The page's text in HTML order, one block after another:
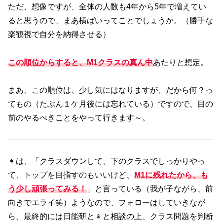
ただ、想像ですが、全体の人数も4年から5年で増えてい
ると思うので、まあ横ばいってことでしょうか。（勝手な
楽観視で自分を納得させる）
この順位からすると、M1クラスの真ん中あたりと想定。
まあ、この順位は、少し気にはなりますが、だから何？っ
てもの（たぶん１ケ月後には忘れている）ですので、目の
前のやるべきことをやって行きます～。
👧は、「クラスダウンして、下のクラスでしっかりやっ
て、トップを目指すのもいいけど、 M1に残れたから、も
う少し頑張ってみる！ 」と言っている（我が子ながら、前
向きでエライ笑）ようなので、フォローはしていきなが
ら、最終的には日能研と👧と相談の上、クラス問題を判断